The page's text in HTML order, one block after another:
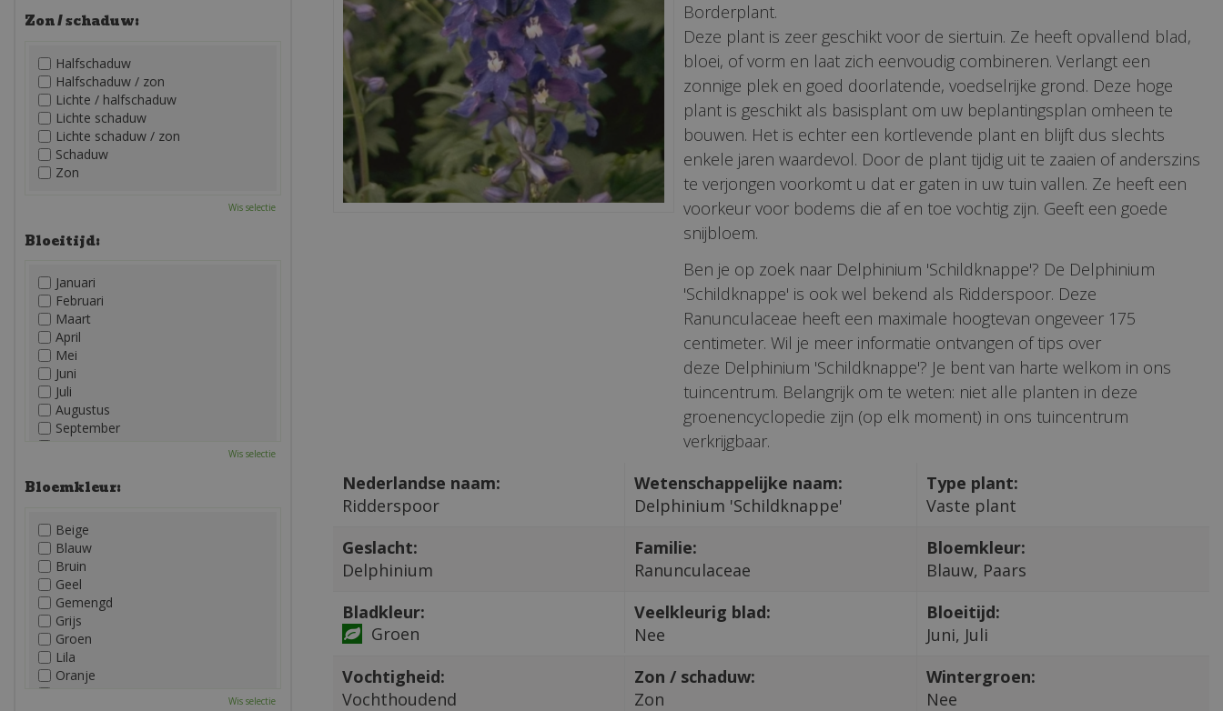
Borderplant.
Deze plant is zeer geschikt voor de siertuin. Ze heeft opvallend blad,
bloei, of vorm en laat zich eenvoudig combineren. Verlangt een
zonnige plek en goed doorlatende, voedselrijke grond. Deze hoge
plant is geschikt als basisplant om uw beplantingsplan omheen te
bouwen. Het is echter een kortlevende plant en blijft dus slechts
enkele jaren waardevol. Door de plant tijdig uit te zaaien of anderszins
te verjongen voorkomt u dat er gaten in uw tuin vallen. Ze heeft een
voorkeur voor bodems die af en toe vochtig zijn. Geeft een goede
snijbloem.
Ben je op zoek naar Delphinium 'Schildknappe'? De Delphinium
'Schildknappe' is ook wel bekend als Ridderspoor. Deze
Ranunculaceae heeft een maximale hoogtevan ongeveer 175
centimeter. Wil je meer informatie ontvangen of tips over
deze Delphinium 'Schildknappe'? Je bent van harte welkom in ons
tuincentrum. Belangrijk om te weten: niet alle planten in deze
groenencyclopedie zijn (op elk moment) in ons tuincentrum
verkrijgbaar.
Nederlandse naam:
Ridderspoor
Wetenschappelijke naam:
Delphinium 'Schildknappe'
Type plant:
Vaste plant
Geslacht:
Delphinium
Familie:
Ranunculaceae
Bloemkleur:
Blauw, Paars
Bladkleur:
Groen
Veelkleurig blad:
Nee
Bloeitijd:
Juni, Juli
Vochtigheid:
Vochthoudend
Zon / schaduw:
Zon
Wintergroen:
Nee
Zon / schaduw:
Halfschaduw
Halfschaduw / zon
Lichte / halfschaduw
Lichte schaduw
Lichte schaduw / zon
Schaduw
Zon
Wis selectie
Bloeitijd:
Januari
Februari
Maart
April
Mei
Juni
Juli
Augustus
September
December
Wis selectie
Bloemkleur:
Beige
Blauw
Bruin
Geel
Gemengd
Grijs
Groen
Lila
Oranje
Wis selectie